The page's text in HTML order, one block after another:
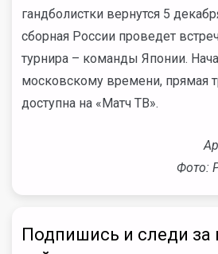
гандболистки вернутся 5
сборная России проведет
турнира – команды Японии.
московскому времени, прямая
доступна на «Матч ТВ».
Фото:
Подпишись и следи за